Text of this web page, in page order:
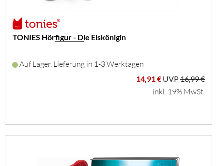
TONIES Hörfigur - Die Eiskönigin
Auf Lager, Lieferung in 1-3 Werktagen
14,91 € UVP16,99 €
inkl. 19% MwSt.